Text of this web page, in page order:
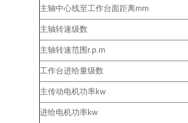
主轴中心线至工作台面距离mm
主轴转速级数
主轴转速范围r.p.m
工作台进给量级数
主传动电机功率kw
进给电机功率kw